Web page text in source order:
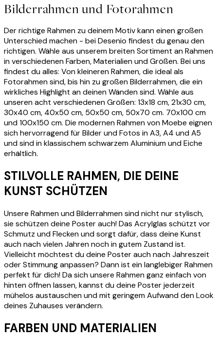
Bilderrahmen und Fotorahmen
Der richtige Rahmen zu deinem Motiv kann einen großen
Unterschied machen - bei Desenio findest du genau den
richtigen. Wähle aus unserem breiten Sortiment an Rahmen
in verschiedenen Farben, Materialien und Größen. Bei uns
findest du alles: Von kleineren Rahmen, die ideal als
Fotorahmen sind, bis hin zu großen Bilderrahmen, die ein
wirkliches Highlight an deinen Wänden sind. Wähle aus
unseren acht verschiedenen Größen: 13x18 cm, 21x30 cm,
30x40 cm, 40x50 cm, 50x50 cm, 50x70 cm. 70x100 cm
und 100x150 cm. Die modernen Rahmen von Moebe eignen
sich hervorragend für Bilder und Fotos in A3, A4 und A5
und sind in klassischem schwarzem Aluminium und Eiche
erhältlich.
STILVOLLE RAHMEN, DIE DEINE
KUNST SCHÜTZEN
Unsere Rahmen und Bilderrahmen sind nicht nur stylisch,
sie schützen deine Poster auch! Das Acrylglas schützt vor
Schmutz und Flecken und sorgt dafür, dass deine Kunst
auch nach vielen Jahren noch in gutem Zustand ist.
Vielleicht möchtest du deine Poster auch nach Jahreszeit
oder Stimmung anpassen? Dann ist ein langlebiger Rahmen
perfekt für dich! Da sich unsere Rahmen ganz einfach von
hinten öffnen lassen, kannst du deine Poster jederzeit
mühelos austauschen und mit geringem Aufwand den Look
deines Zuhauses verändern.
FARBEN UND MATERIALIEN